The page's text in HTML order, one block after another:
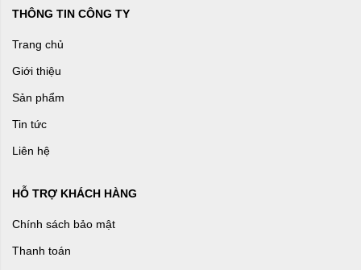
THÔNG TIN CÔNG TY
Trang chủ
Giới thiệu
Sản phẩm
Tin tức
Liên hệ
HỖ TRỢ KHÁCH HÀNG
Chính sách bảo mật
Thanh toán